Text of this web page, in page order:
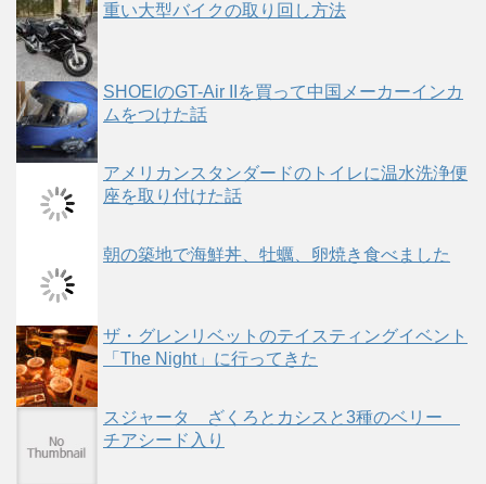
重い大型バイクの取り回し方法
SHOEIのGT-Air IIを買って中国メーカーインカ
ムをつけた話
アメリカンスタンダードのトイレに温水洗浄便
座を取り付けた話
朝の築地で海鮮丼、牡蠣、卵焼き食べました
ザ・グレンリベットのテイスティングイベント
「The Night」に行ってきた
スジャータ ざくろとカシスと3種のベリー
チアシード入り